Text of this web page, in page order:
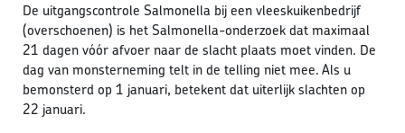
De uitgangscontrole Salmonella bij een vleeskuikenbedrijf
(overschoenen) is het Salmonella-onderzoek dat maximaal
21 dagen vóór afvoer naar de slacht plaats moet vinden. De
dag van monsterneming telt in de telling niet mee. Als u
bemonsterd op 1 januari, betekent dat uiterlijk slachten op
22 januari.